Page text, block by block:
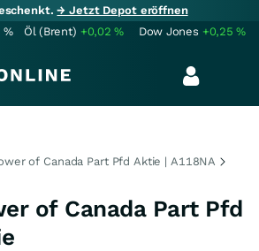
→ Jetzt Depot eröffnen
% Öl (Brent) +0,02% Dow Jones +0,25%
of Canada Part Pfd Aktie | A118NA
of Canada Part Pfd